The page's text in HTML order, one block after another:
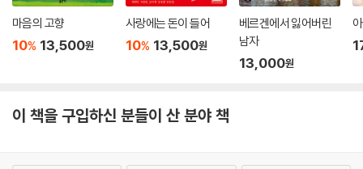
라 누에고치나 새장 같았던 작은 노마의 집, 그가 일평생 꿈꾸고 지었으나
늘 부서지고 빼앗겨야 했던 ‘집’이 과연 무엇인지 말이다.
그는 말했다. 그는 슬퍼 보였다.
“집이 너무 작아서 너를 문밖에 세워두는 것을 용서해주겠니?”
“암, 그렇지. 여기가 내 집이야.”
마음의 고향
10% 13,500원
사랑에는 돈이 들어
10% 13,500원
베르겐에서 잃어버린
남자
13,000원
이 책을 구입하신 분들이 산 분야 책